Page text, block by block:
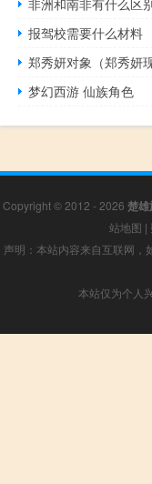
非洲和南非有什么区
报驾校需要什么材料
郑秀妍对象（郑秀妍
梦幻西游 仙族角色
Copyright © 2012 - 2026 楚雄
站地图 |
声明：本站内容来自互联网
本站仅为个人